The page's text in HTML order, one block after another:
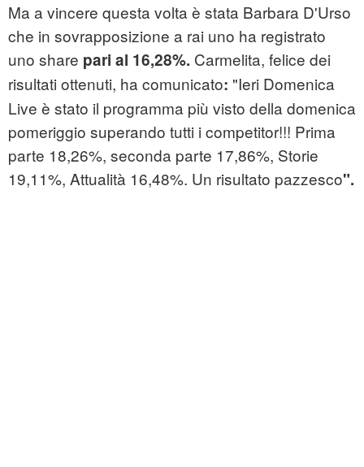
Ma a vincere questa volta è stata Barbara D'Urso
che in sovrapposizione a rai uno ha registrato
uno share pari al 16,28%. Carmelita, felice dei
risultati ottenuti, ha comunicato: "Ieri Domenica
Live è stato il programma più visto della domenica
pomeriggio superando tutti i competitor!!! Prima
parte 18,26%, seconda parte 17,86%, Storie
19,11%, Attualità 16,48%. Un risultato pazzesco".